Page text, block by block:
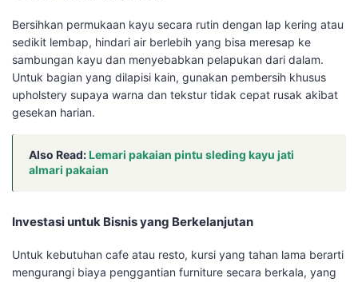
Bersihkan permukaan kayu secara rutin dengan lap kering atau
sedikit lembap, hindari air berlebih yang bisa meresap ke
sambungan kayu dan menyebabkan pelapukan dari dalam.
Untuk bagian yang dilapisi kain, gunakan pembersih khusus
upholstery supaya warna dan tekstur tidak cepat rusak akibat
gesekan harian.
Also Read:Lemari pakaian pintu sleding kayu jati
almari pakaian
Investasi untuk Bisnis yang Berkelanjutan
Untuk kebutuhan cafe atau resto, kursi yang tahan lama berarti
mengurangi biaya penggantian furniture secara berkala, yang